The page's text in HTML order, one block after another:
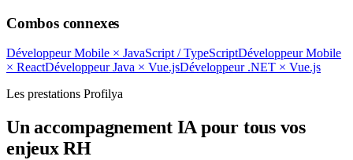
Combos connexes
Développeur Mobile × JavaScript / TypeScriptDéveloppeur Mobile
× ReactDéveloppeur Java × Vue.jsDéveloppeur .NET × Vue.js
Les prestations Profilya
Un accompagnement IA pour tous vos
enjeux RH